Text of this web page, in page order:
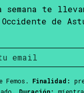
semana te
de
Femos. Finalidad: